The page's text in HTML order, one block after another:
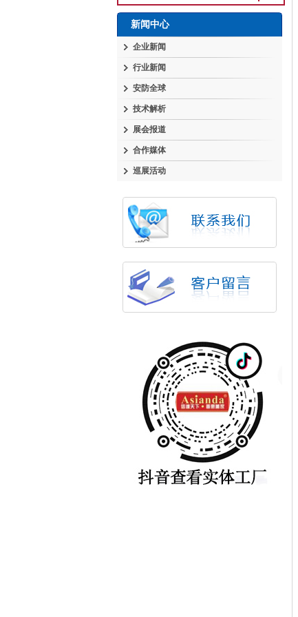
新闻中心
企业新闻
行业新闻
安防全球
技术解析
展会报道
合作媒体
巡展活动